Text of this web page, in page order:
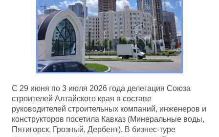
С 29 июня по 3 июля 2026 года делегация Союза
строителей Алтайского края в составе
руководителей строительных компаний, инженеров и
конструкторов посетила Кавказ (Минеральные воды,
Пятигорск, Грозный, Дербент). В бизнес-туре